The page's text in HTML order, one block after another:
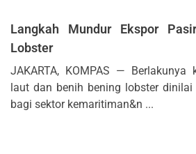
Langkah Mundur Ekspor
Lobster
JAKARTA, KOMPAS — Berlakunya
laut dan benih bening lobster
bagi sektor kemaritiman&n ...